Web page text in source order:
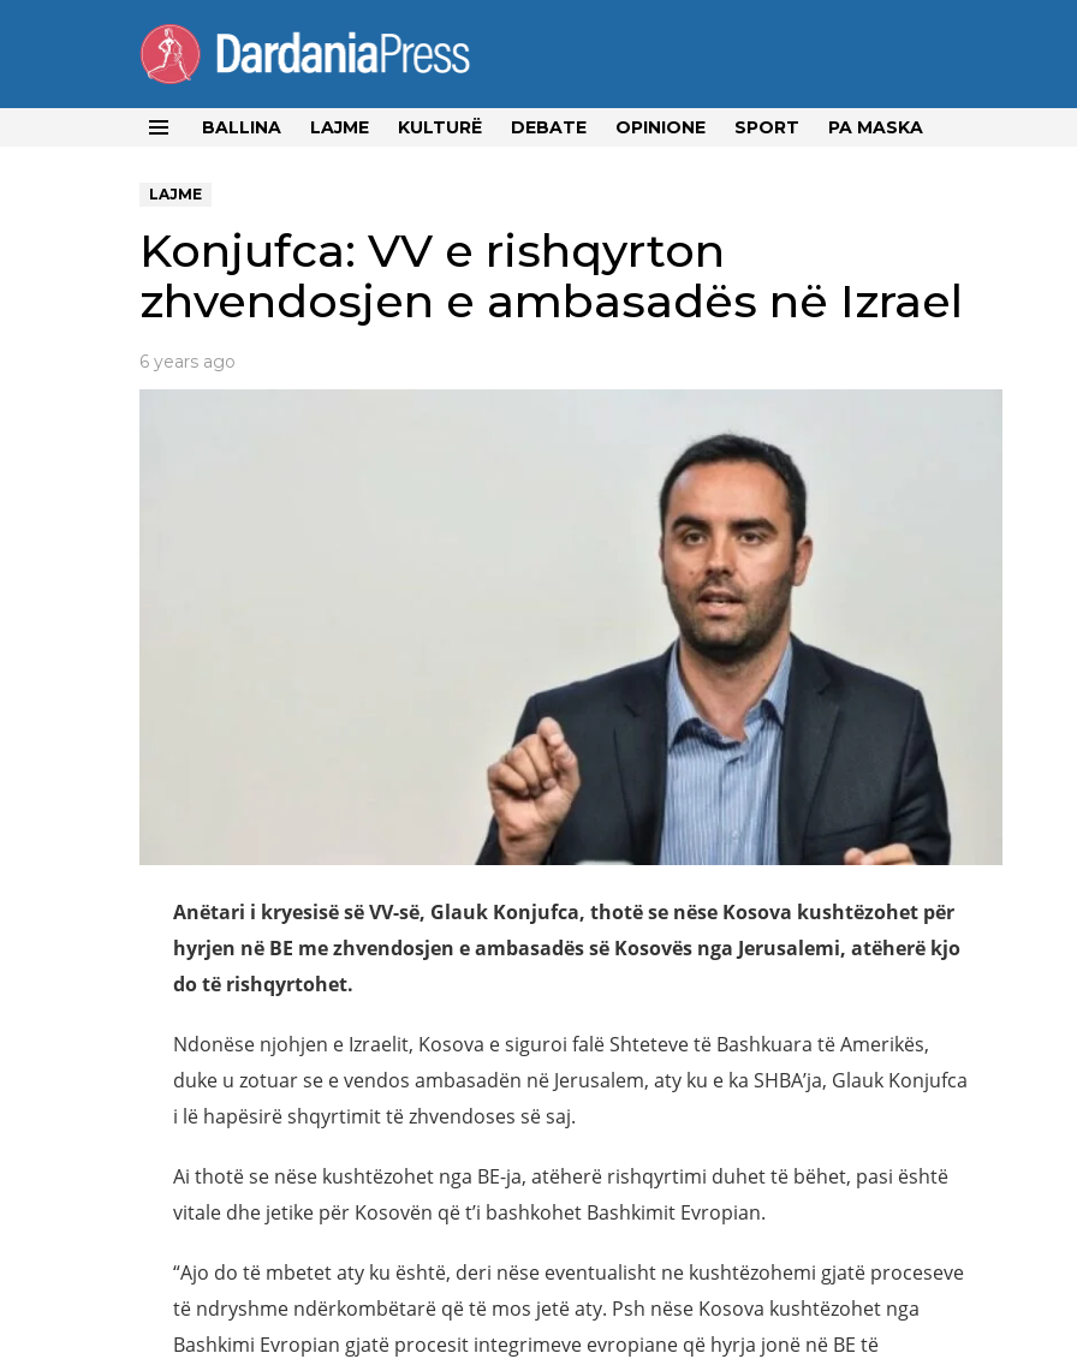
BALLINA LAJME KULTURË DEBATE OPINIONE SPORT PA MASKA
LAJME
Konjufca: VV e rishqyrton
zhvendosjen e ambasadës në Izrael
6 years ago
Anëtari i kryesisë së VV-së, Glauk Konjufca, thotë se nëse Kosova kushtëzohet për
hyrjen në BE me zhvendosjen e ambasadës së Kosovës nga Jerusalemi, atëherë kjo
do të rishqyrtohet.
Ndonëse njohjen e Izraelit, Kosova e siguroi falë Shteteve të Bashkuara të Amerikës,
duke u zotuar se e vendos ambasadën në Jerusalem, aty ku e ka SHBA’ja, Glauk Konjufca
i lë hapësirë shqyrtimit të zhvendoses së saj.
Ai thotë se nëse kushtëzohet nga BE-ja, atëherë rishqyrtimi duhet të bëhet, pasi është
vitale dhe jetike për Kosovën që t’i bashkohet Bashkimit Evropian.
“Ajo do të mbetet aty ku është, deri nëse eventualisht ne kushtëzohemi gjatë proceseve
të ndryshme ndërkombëtarë që të mos jetë aty. Psh nëse Kosova kushtëzohet nga
Bashkimi Evropian gjatë procesit integrimeve evropiane që hyrja jonë në BE të